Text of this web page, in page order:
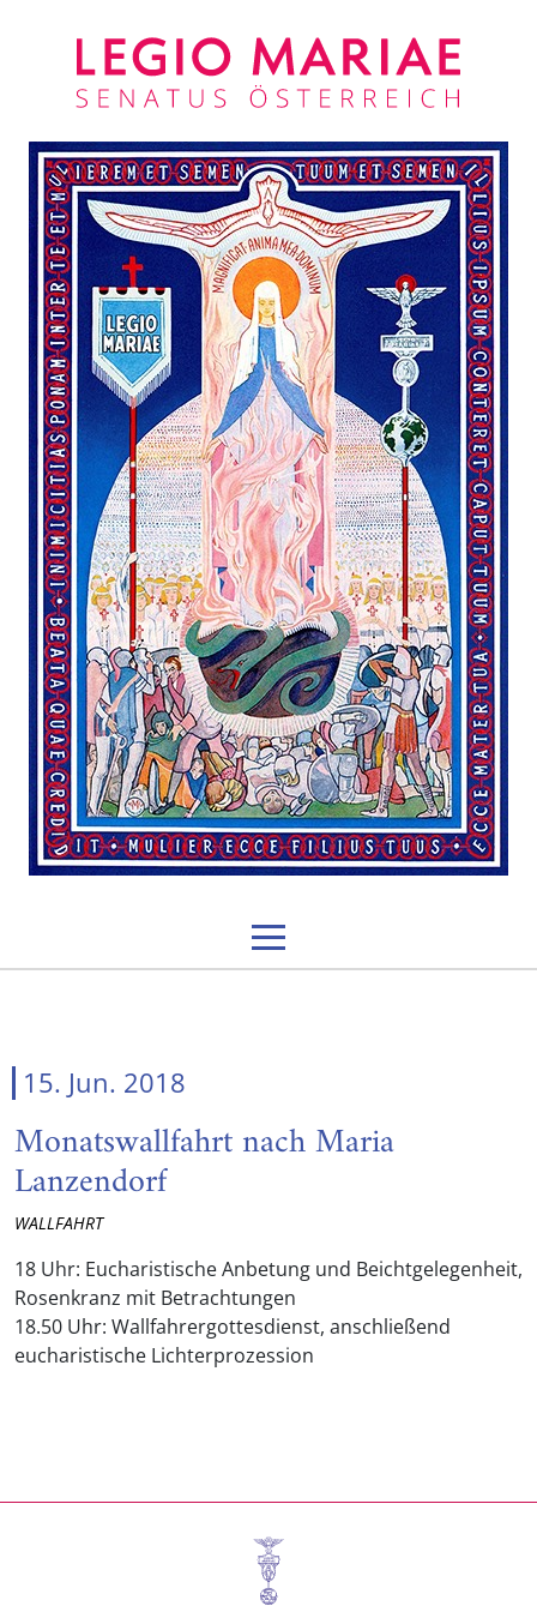
15. Jun. 2018
Monatswallfahrt nach Maria
Lanzendorf
WALLFAHRT
18 Uhr: Eucharistische Anbetung und Beichtgelegenheit,
Rosenkranz mit Betrachtungen
18.50 Uhr: Wallfahrergottesdienst, anschließend
eucharistische Lichterprozession